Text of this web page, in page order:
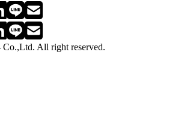
All right reserved.